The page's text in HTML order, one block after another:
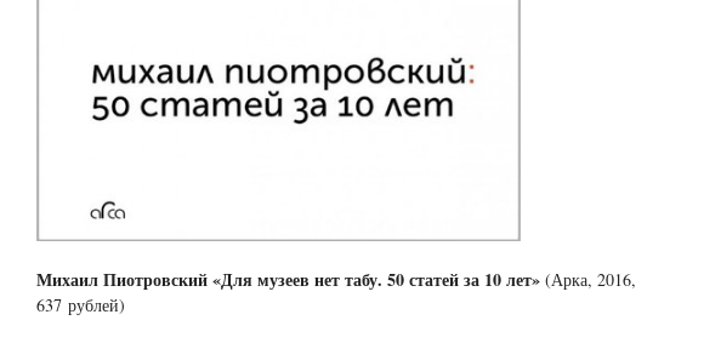
Михаил Пиотровский «Для музеев нет табу. 50 статей за 10 лет» (Арка, 2016,
637 рублей)